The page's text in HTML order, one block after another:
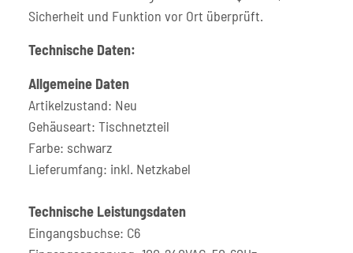
Sicherheit und Funktion vor Ort überprüft.
Technische Daten:
Allgemeine Daten
Artikelzustand: Neu
Gehäuseart: Tischnetzteil
Farbe: schwarz
Lieferumfang: inkl. Netzkabel
Technische Leistungsdaten
Eingangsbuchse: C6